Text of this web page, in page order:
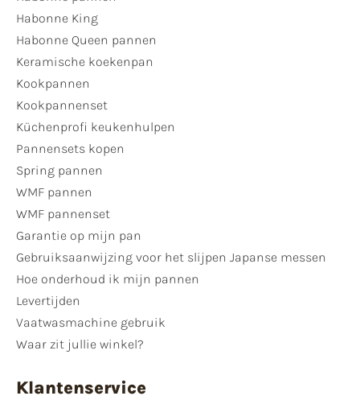
Habonne King
Habonne Queen pannen
Keramische koekenpan
Kookpannen
Kookpannenset
Küchenprofi keukenhulpen
Pannensets kopen
Spring pannen
WMF pannen
WMF pannenset
Garantie op mijn pan
Gebruiksaanwijzing voor het slijpen Japanse messen
Hoe onderhoud ik mijn pannen
Levertijden
Vaatwasmachine gebruik
Waar zit jullie winkel?
Klantenservice